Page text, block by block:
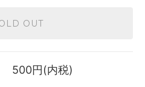
OUT
500円(内税)